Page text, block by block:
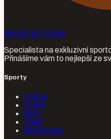
SPORTACTIONS
Specialista na exkluzivní
Přinášíme vám to nejlepší ze
Sporty
Fotbal
Hokej
NHL
Tenis
Motorsport